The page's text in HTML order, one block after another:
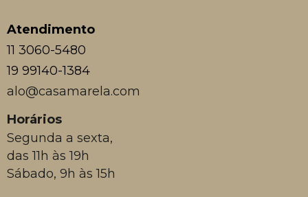
Atendimento
11 3060-5480
19 99140-1384
alo@casamarela.com
Horários
Segunda a sexta,
das 11h às 19h
Sábado, 9h às 15h